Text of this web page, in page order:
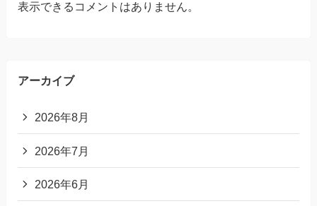
表示できるコメントはありません。
アーカイブ
2026年8月
2026年7月
2026年6月